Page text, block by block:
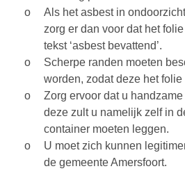
Als het asbest in
zorg er dan voor dat het
tekst ‘asbest bevattend’.
Scherpe randen moeten
worden, zodat deze het
Zorg ervoor dat u
deze zult u namelijk zelf in
container moeten leggen.
U moet zich kunnen
de gemeente Amersfoort.